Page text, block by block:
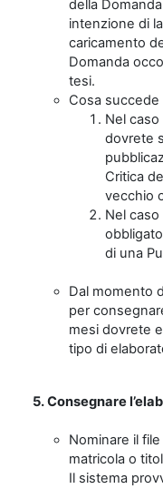
della
intenzione di
caricamento
Domanda
tesi.
Cosa succede
Nel
dovrete
Critica
vecchio
Nel
di una
Dal momento
per
mesi dovrete
tipo di
5. Consegnare
Nominare il
matricola o
Il sistema